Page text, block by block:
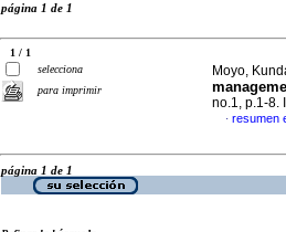
página 1 de 1
1 / 1
selecciona
para imprimir
Moyo,
no.1, p.1-8.
· resumen
página 1 de 1